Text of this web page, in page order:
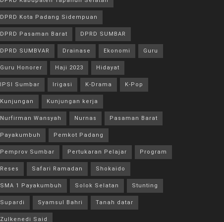
DPRD Kota Padang Sidempuan
DPRD Pasaman Barat DPRD SUMBAR
DPRD SUMBVAR Drainase Ekonomi Guru
Guru Honorer Haji 2023 Hidayat
IPSI Sumbar Irigasi K-Drama K-Pop
Kunjungan Kunjungan kerja
Nurfirman Wansyah Nurnas Pasaman Barat
Payakumbuh Pemkot Padang
Pemprov Sumbar Pertukaran Pelajar Program
Reses Safari Ramadan Shokaido
SMA 1 Payakumbuh Solok Selatan Stunting
Supardi Syamsul Bahri Tanah datar
Zulkenedi Said